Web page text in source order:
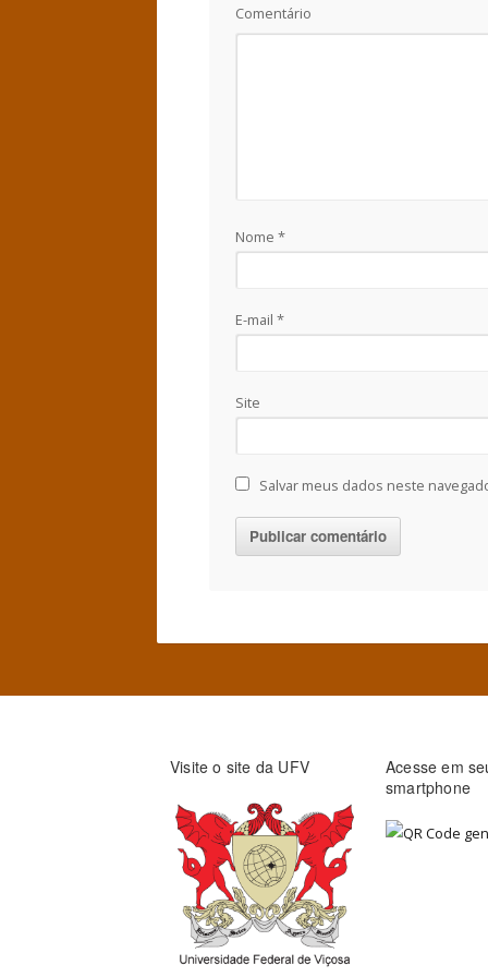
Comentário
Nome *
E-mail *
Site
Salvar meus dados neste
Visite o site da UFV
Acesse em
smartphone